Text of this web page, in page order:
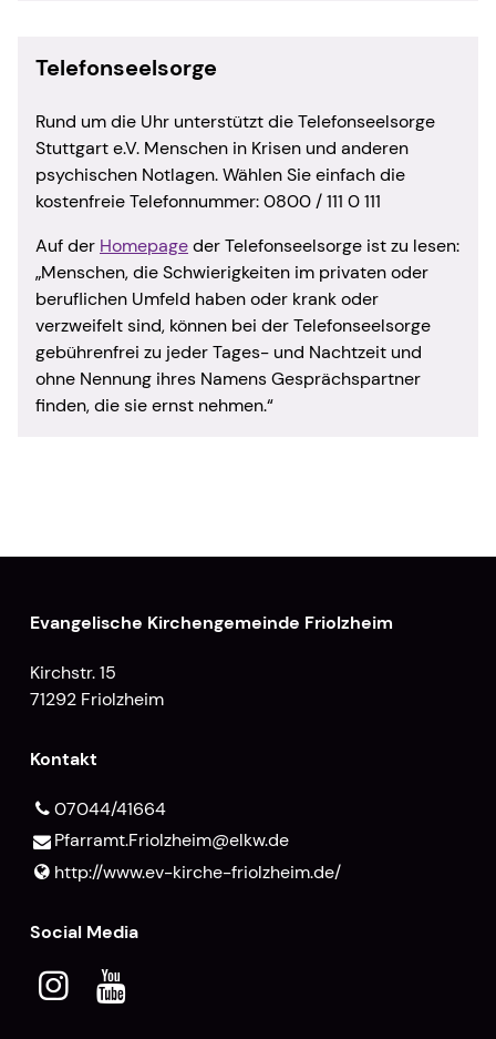
Telefonseelsorge
Rund um die Uhr unterstützt die Telefonseelsorge
Stuttgart e.V. Menschen in Krisen und anderen
psychischen Notlagen. Wählen Sie einfach die
kostenfreie Telefonnummer: 0800 / 111 0 111
Auf der Homepageder Telefonseelsorge ist zu lesen:
„Menschen, die Schwierigkeiten im privaten oder
beruflichen Umfeld haben oder krank oder
verzweifelt sind, können bei der Telefonseelsorge
gebührenfrei zu jeder Tages- und Nachtzeit und
ohne Nennung ihres Namens Gesprächspartner
finden, die sie ernst nehmen.“
Evangelische Kirchengemeinde Friolzheim
Kirchstr. 15
71292 Friolzheim
Kontakt
07044/41664
Pfarramt.​Friolzheim@​elkw.​de
http://www.​ev-kirche-friolzheim.​de/
Social Media